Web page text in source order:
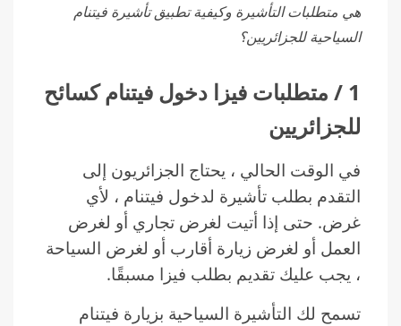
هي متطلبات التأشيرة وكيفية تطبيق تأشيرة فيتنام
السياحية للجزائريين؟
1 / متطلبات فيزا دخول فيتنام كسائح
للجزائريين
في الوقت الحالي ، يحتاج الجزائريون إلى
التقدم بطلب تأشيرة لدخول فيتنام ، لأي
غرض. حتى إذا أتيت لغرض تجاري أو لغرض
العمل أو لغرض زيارة أقارب أو لغرض السياحة
، يجب عليك تقديم بطلب فيزا مسبقًا.
تسمح لك التأشيرة السياحية بزيارة فيتنام